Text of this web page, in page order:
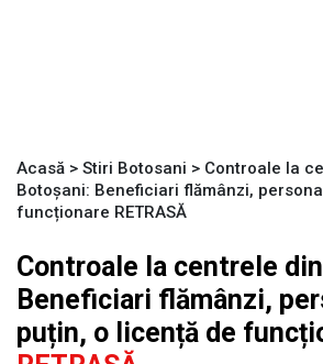
Acasă > Stiri Botosani > Controale la
Botoșani: Beneficiari flămânzi,
funcționare RETRASĂ
Controale la centrele
Beneficiari flămânzi,
puțin, o licență de